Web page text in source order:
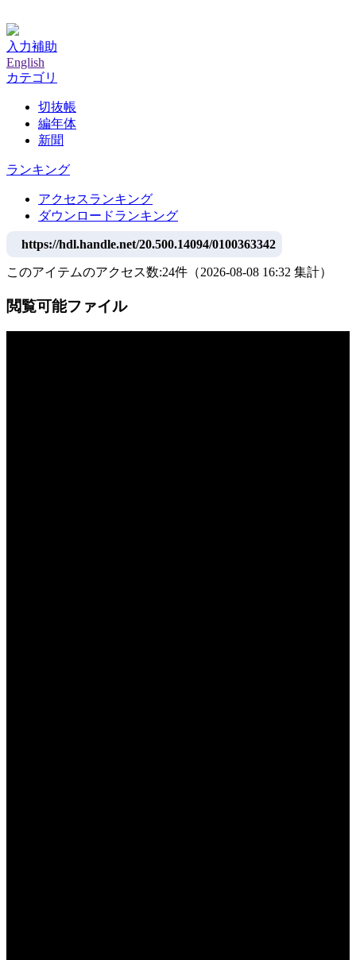
入力補助
English
カテゴリ
切抜帳
編年体
新聞
ランキング
アクセスランキング
ダウンロードランキング
https://hdl.handle.net/20.500.14094/0100363342
このアイテムのアクセス数:24件 （2026-08-08 16:32 集計）
閲覧可能ファイル